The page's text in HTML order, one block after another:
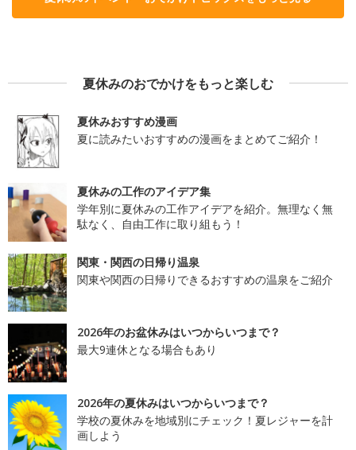
夏休みのおでかけをもっと楽しむ
夏休みおすすめ漫画
夏に読みたいおすすめの漫画をまとめてご紹介！
夏休みの工作のアイデア集
学年別に夏休みの工作アイデアを紹介。無理なく無
駄なく、自由工作に取り組もう！
関東・関西の日帰り温泉
関東や関西の日帰りできるおすすめの温泉をご紹介
2026年のお盆休みはいつからいつまで？
最大9連休となる場合もあり
2026年の夏休みはいつからいつまで？
学校の夏休みを地域別にチェック！夏レジャーを計
画しよう